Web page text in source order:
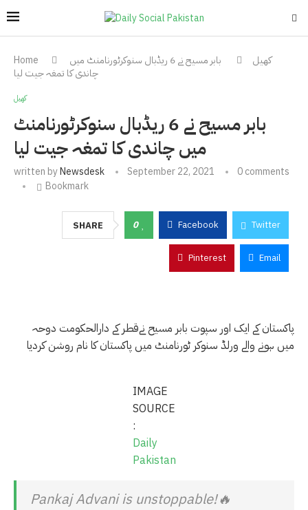
Home کھیل
بابر مسیح نے 6 ریڈبال سنوکرٹورنامنٹ میں
چاندی کا تمغہ جیت لیا
کھیل
بابر مسیح نے 6 ریڈبال سنوکرٹورنامنٹ
میں چاندی کا تمغہ جیت لیا
written byNewsdesk September 22, 2021
0 comments
Bookmark
SHARE 0 Facebook Twitter
Pinterest Email
پاکستان کے ایک اور سپوت بابر مسیح نےقطر کے دارالحکومت دوحہ
میں ہونے والے ورلڈ سنوکر ٹورنامنٹ میں پاکستان کا نام روشن کردیا
IMAGE
SOURCE
:
Daily
Pakistan
Pankaj Advani is unstoppable!🔥